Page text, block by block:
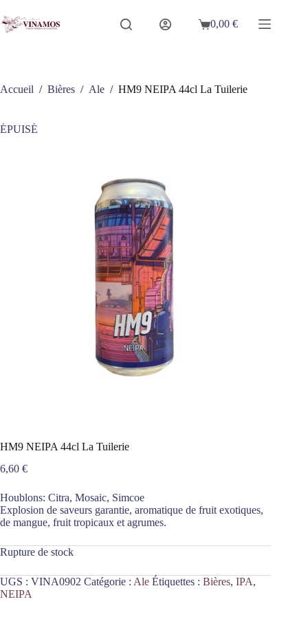
au
contenu
Panier
0,00€
Accueil / Bières / Ale / HM9 NEIPA 44cl La Tuilerie
ÉPUISÉ
HM9 NEIPA 44cl La Tuilerie
6,60 €
Houblons: Citra, Mosaic, Simcoe
Explosion de saveurs garantie, aromatique de fruit exotiques,
de mangue, fruit tropicaux et agrumes.
Rupture de stock
UGS : VINA0902 Catégorie : Ale Étiquettes : Bières, IPA,
NEIPA